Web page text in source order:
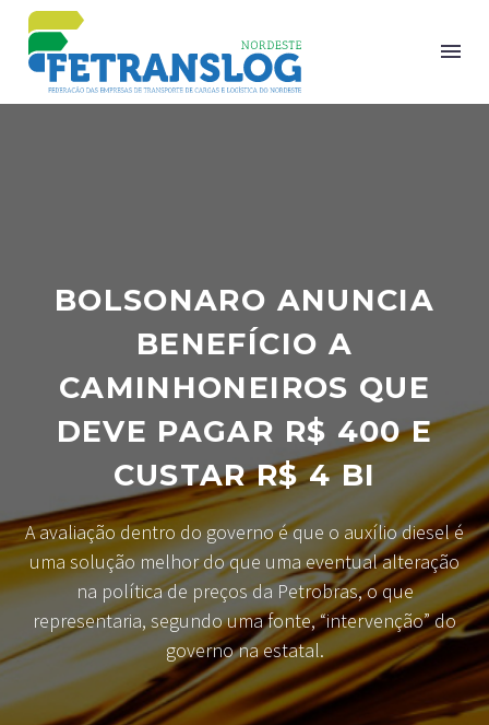
BOLSONARO ANUNCIA
BENEFÍCIO A
CAMINHONEIROS QUE
DEVE PAGAR R$ 400 E
CUSTAR R$ 4 BI
A avaliação dentro do governo é que o auxílio diesel é
uma solução melhor do que uma eventual alteração
na política de preços da Petrobras, o que
representaria, segundo uma fonte, “intervenção” do
governo na estatal.